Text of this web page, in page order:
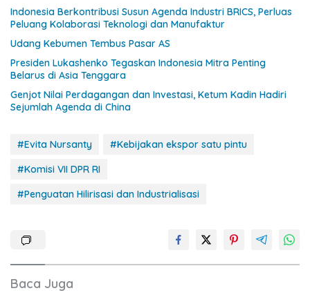
Indonesia Berkontribusi Susun Agenda Industri BRICS, Perluas
Peluang Kolaborasi Teknologi dan Manufaktur
Udang Kebumen Tembus Pasar AS
Presiden Lukashenko Tegaskan Indonesia Mitra Penting
Belarus di Asia Tenggara
Genjot Nilai Perdagangan dan Investasi, Ketum Kadin Hadiri
Sejumlah Agenda di China
#Evita Nursanty
#Kebijakan ekspor satu pintu
#Komisi VII DPR RI
#Penguatan Hilirisasi dan Industrialisasi
Baca Juga